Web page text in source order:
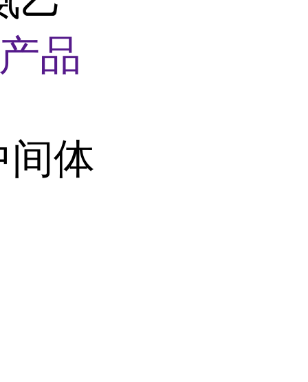
品
间体